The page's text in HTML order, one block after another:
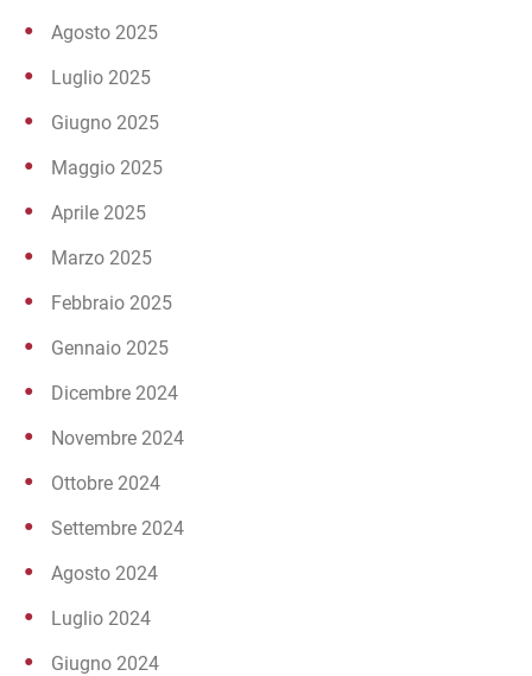
Agosto 2025
Luglio 2025
Giugno 2025
Maggio 2025
Aprile 2025
Marzo 2025
Febbraio 2025
Gennaio 2025
Dicembre 2024
Novembre 2024
Ottobre 2024
Settembre 2024
Agosto 2024
Luglio 2024
Giugno 2024